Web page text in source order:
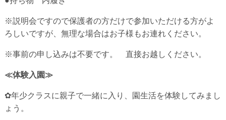
※説明会ですので保護者の方だけで参加いただける方がよ
ろしいですが、無理な場合はお子様もお連れください。
※事前の申し込みは不要です。 直接お越しください。
≪体験入園≫
✿年少クラスに親子で一緒に入り、園生活を体験してみまし
ょう。